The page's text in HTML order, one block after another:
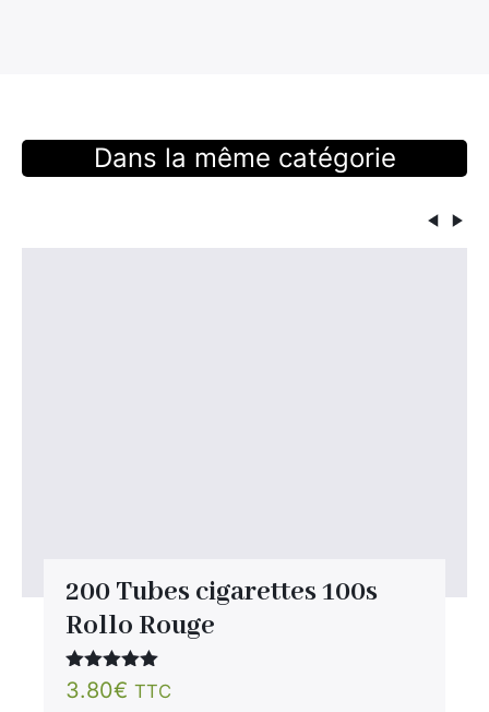
Dans la même catégorie
200 Tubes cigarettes 100s
Rollo Rouge
Note5.00
sur 5
3.80€ TTC